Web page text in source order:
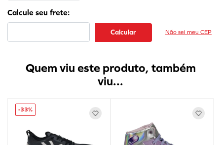
Não sei meu CEP
Quem viu este produto, também
viu...
-33%